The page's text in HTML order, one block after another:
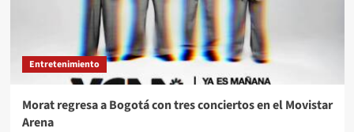
Entretenimiento
Morat regresa a Bogotá con tres conciertos en el Movistar
Arena